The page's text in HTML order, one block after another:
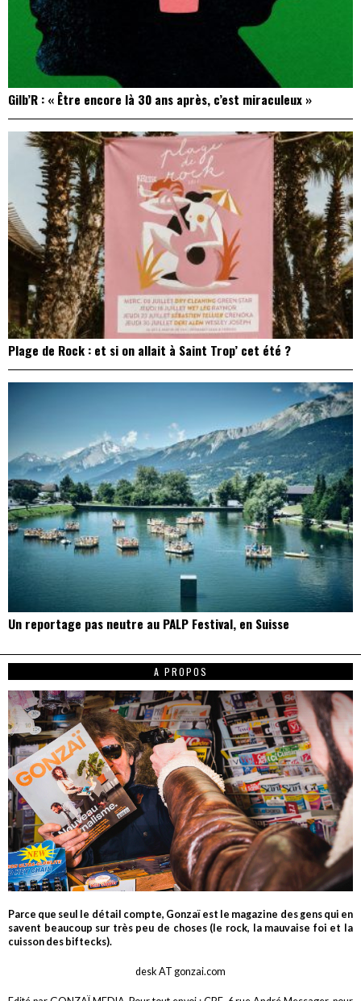
Gilb’R : « Être encore là 30 ans après, c’est miraculeux »
Plage de Rock : et si on allait à Saint Trop’ cet été ?
Un reportage pas neutre au PALP Festival, en Suisse
A PROPOS
Parce que seul le détail compte, Gonzaï est le magazine des gens qui en
savent beaucoup sur très peu de choses (le rock, la mauvaise foi et la
cuisson des biftecks).
desk AT gonzai.com